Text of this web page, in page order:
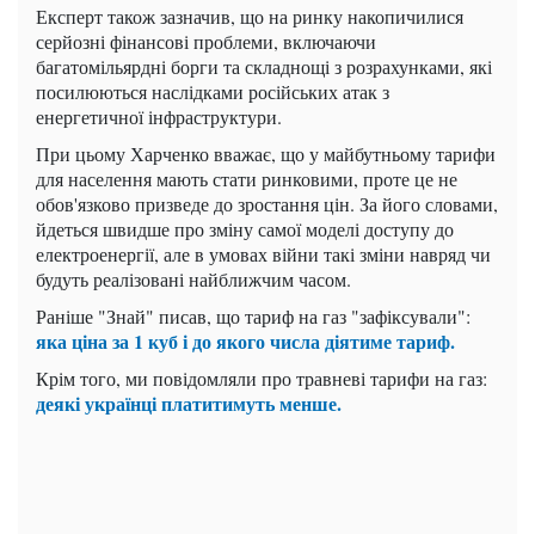
Експерт також зазначив, що на ринку накопичилися
серйозні фінансові проблеми, включаючи
багатомільярдні борги та складнощі з розрахунками, які
посилюються наслідками російських атак з
енергетичної інфраструктури.
При цьому Харченко вважає, що у майбутньому тарифи
для населення мають стати ринковими, проте це не
обов'язково призведе до зростання цін. За його словами,
йдеться швидше про зміну самої моделі доступу до
електроенергії, але в умовах війни такі зміни навряд чи
будуть реалізовані найближчим часом.
Раніше "Знай" писав, що тариф на газ "зафіксували":
яка ціна за 1 куб і до якого числа діятиме тариф.
Крім того, ми повідомляли про травневі тарифи на газ:
деякі українці платитимуть менше.